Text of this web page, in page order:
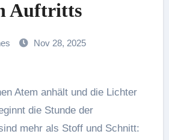
Auftritts
Nov 28, 2025
Atem anhält und die Lichter
die Stunde der
mehr als Stoff und Schnitt: